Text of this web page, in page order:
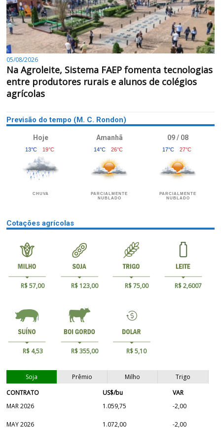
05/08/2026
Na Agroleite, Sistema FAEP fomenta tecnologias
entre produtores rurais e alunos de colégios
agrícolas
Previsão do tempo (M. C. Rondon)
Hoje
13°C 19°C
CHUVA
Amanhã
14°C 26°C
PARCIALMENTE
NUBLADO
09 / 08
17°C 27°C
PARCIALMENTE
NUBLADO
Cotações agrícolas
R$ 57,00 R$ 123,00 R$ 75,00 R$ 2,6007
R$ 4,53 R$ 355,00 R$ 5,10
Soja Prêmio Milho
Trigo
CONTRATO
US$/bu
VAR
MAR 2026
1.059,75 -2,00
MAY 2026 1.072,00 -2,00